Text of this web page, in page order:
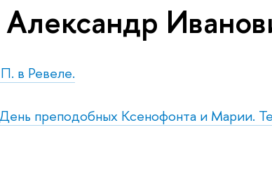
в Ревеле.
преподобных Ксенофонта и Марии.